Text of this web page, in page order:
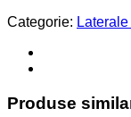
Categorie:
Produse